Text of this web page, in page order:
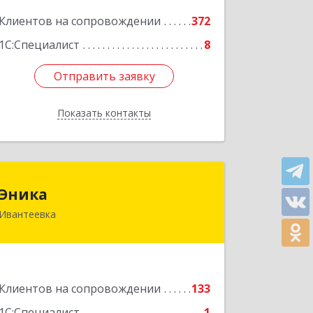
Клиентов на сопровождении
372
1С:Специалист
8
Отправить заявку
Показать контакты
Подробнее
Отправить заявку
Назад
Ивантеевка
Клиентов на сопровождении
133
Подробнее